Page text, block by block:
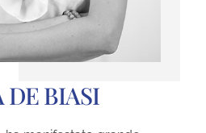
DE BIASI